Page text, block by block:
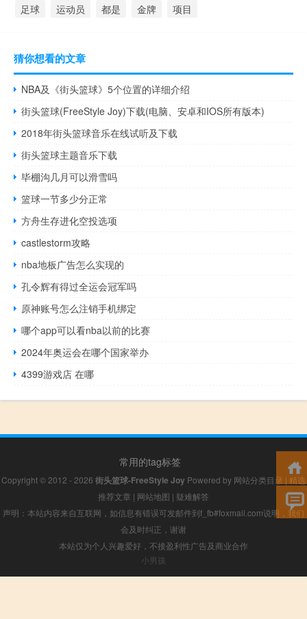
足球
运动员 都是 金牌 项目
猜你想看的文章
NBA及《街头篮球》5个位置的详细介绍
街头篮球(FreeStyle Joy)下载(电脑、安卓和IOS所有版本)
2018年街头篮球音乐在线试听及下载
街头篮球主题音乐下载
毕棚沟几月可以滑雪吗
篮球一节多少分正常
方舟生存进化空投选项
castlestorm攻略
nba地板广告怎么实现的
孔令辉有得过全运会冠军吗
原神账号怎么注销手机绑定
哪个app可以看nba以前的比赛
2024年奥运会在哪个国家举办
4399游戏店 在哪
常用的tag标签
Copyright © 2012 - 2026 街头篮球-FreeStyle Joy Powered by 网站分类目录 | 精选
推荐文章 | 网站地图 | 疑难解答
声明：本站内容来自互联网，如信息有错误可发邮件到f_fb#foxmail.com说明，我们
会及时纠正，谢谢
本站仅为个人兴趣爱好，不接盈利性广告及商业合作
小男孩